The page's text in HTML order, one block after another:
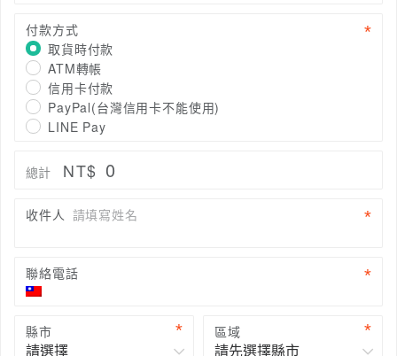
付款方式
取貨時付款
ATM轉帳
信用卡付款
PayPal(台灣信用卡不能使用)
LINE Pay
總計 NT$ 0
收件人 請填寫姓名
聯絡電話
縣市 區域